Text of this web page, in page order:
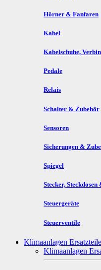
Hörner & Fanfaren
Kabel
Kabelschuhe,
Pedale
Relais
Schalter & Zubehör
Sensoren
Sicherungen &
Spiegel
Stecker,
Steuergeräte
Steuerventile
Klimaanlagen
Klimaanlagen